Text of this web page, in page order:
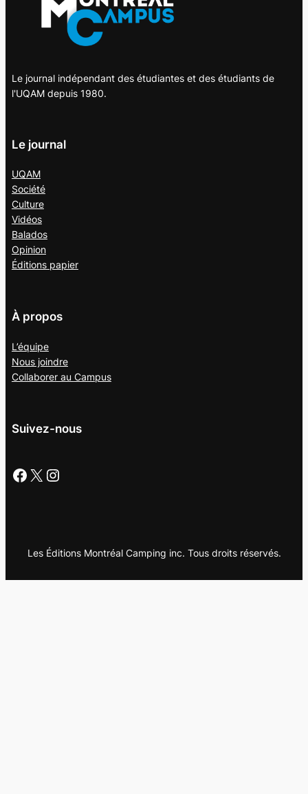
Le journal indépendant des étudiantes et des étudiants de
l'UQAM depuis 1980.
Le journal
UQAM
Société
Culture
Vidéos
Balados
Opinion
Éditions papier
À propos
L’équipe
Nous joindre
Collaborer au Campus
Suivez-nous
Facebook X Instagram
Les Éditions Montréal Camping inc. Tous droits réservés.